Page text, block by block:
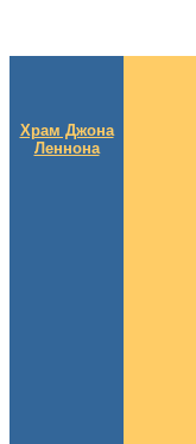
Храм Джона
Леннона